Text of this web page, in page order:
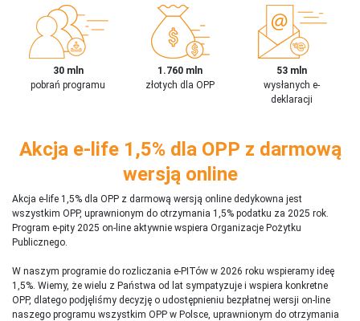
30 mln
pobrań programu
1.760 mln
złotych dla OPP
53 mln
wysłanych e-
deklaracji
Akcja e-life 1,5% dla OPP z darmową
wersją online
Akcja e-life 1,5% dla OPP z darmową wersją online dedykowna jest
wszystkim OPP, uprawnionym do otrzymania 1,5% podatku za 2025 rok.
Program e-pity 2025 on-line aktywnie wspiera Organizacje Pożytku
Publicznego.
W naszym programie do rozliczania e-PITów w 2026 roku wspieramy ideę
1,5%. Wiemy, że wielu z Państwa od lat sympatyzuje i wspiera konkretne
OPP, dlatego podjęliśmy decyzję o udostępnieniu bezpłatnej wersji on-line
naszego programu wszystkim OPP w Polsce, uprawnionym do otrzymania